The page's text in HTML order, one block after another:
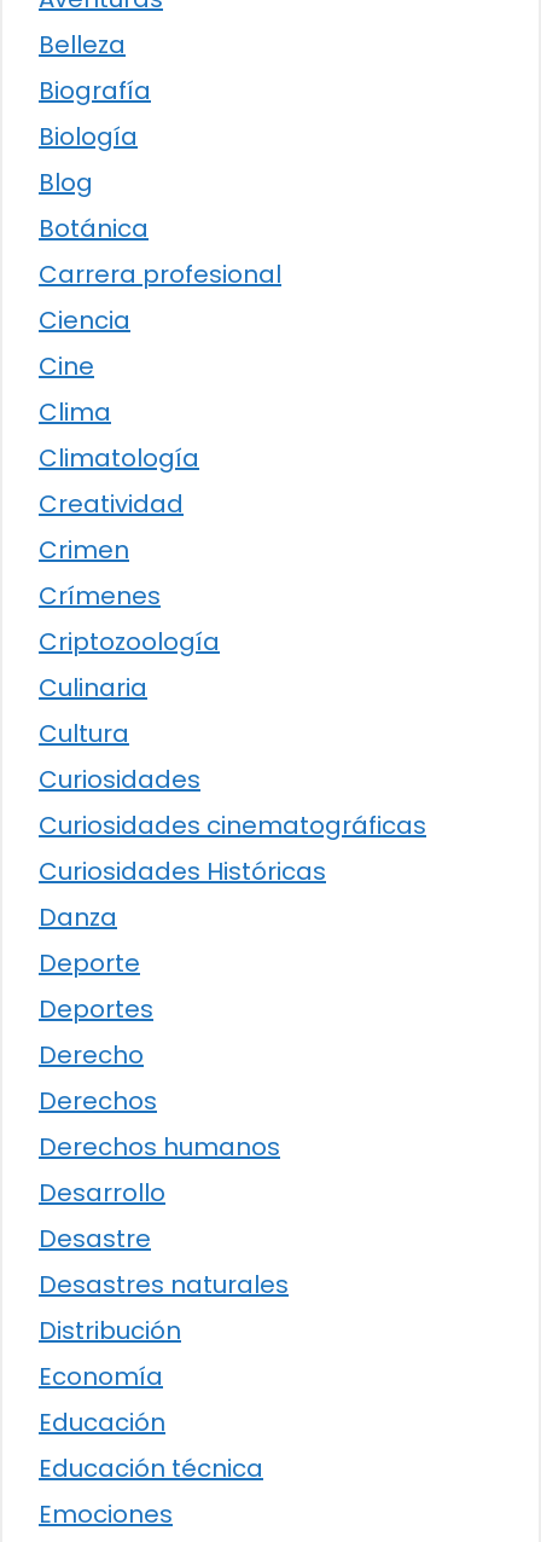
Belleza
Biografía
Biología
Blog
Botánica
Carrera profesional
Ciencia
Cine
Clima
Climatología
Creatividad
Crimen
Crímenes
Criptozoología
Culinaria
Cultura
Curiosidades
Curiosidades cinematográficas
Curiosidades Históricas
Danza
Deporte
Deportes
Derecho
Derechos
Derechos humanos
Desarrollo
Desastre
Desastres naturales
Distribución
Economía
Educación
Educación técnica
Emociones